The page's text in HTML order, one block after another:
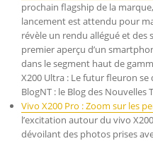
prochain flagship de la
lancement est attendu pour
révèle un rendu allégué et
premier aperçu d’un
dans le segment haut de
X200 Ultra : Le futur fleuron
BlogNT : le Blog des Nouvelles
Vivo X200 Pro : Zoom sur les
l’excitation autour du vivo
dévoilant des photos prises